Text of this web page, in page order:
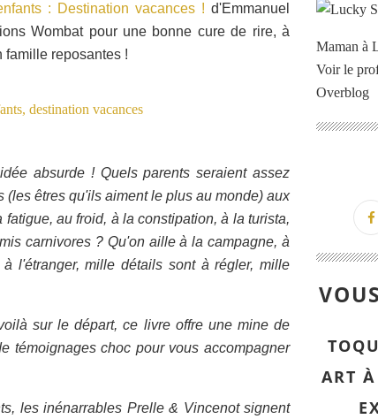
: Destination vacances ! d'Emmanuel
Wombat pour une bonne cure de rire, à
famille reposantes !
absurde ! Quels parents seraient assez
êtres qu'ils aiment le plus au monde) aux
au froid, à la constipation, à la turista,
carnivores ? Qu'on aille à la campagne, à
l'étranger, mille détails sont à régler, mille
sur le départ, ce livre offre une mine de
témoignages choc pour vous accompagner
les inénarrables Prelle & Vincenot signent
Maman à
Voir le
Overblog
ART